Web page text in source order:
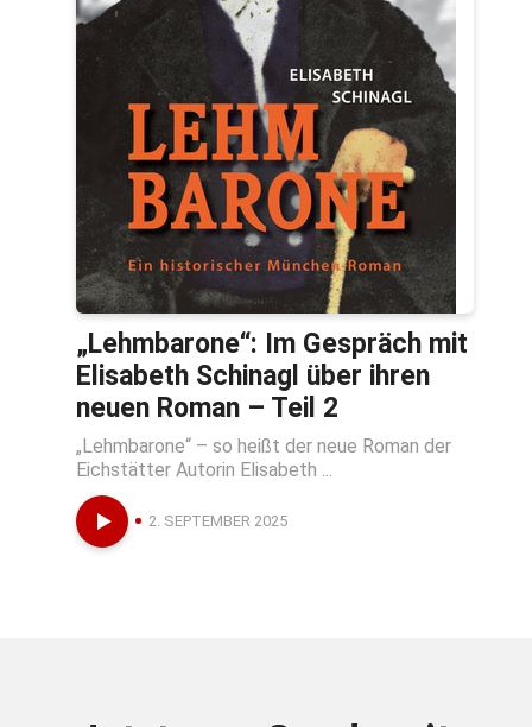
„Lehmbarone“: Im Gespräch mit
Elisabeth Schinagl über ihren
neuen Roman – Teil 2
„Lehmbarone“ – so heißt der neue Roman der
Eichstätter Autorin Elisabeth ...
2. SEPTEMBER 2025